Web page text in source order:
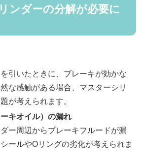
ンダーの分解が必要に
引いたときに、ブレーキが効かな
な感触がある場合、マスターシリ
が考えられます。
キオイル）の漏れ
ー周辺からブレーキフルードが漏
ールやOリングの劣化が考えられま